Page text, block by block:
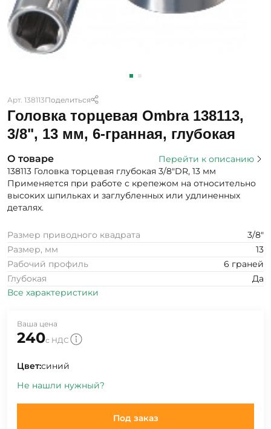
Арт. 138113Поделиться
Головка торцевая Ombra 138113,
3/8", 13 мм, 6-гранная, глубокая
О товаре
Перейти к описанию
138113 Головка торцевая глубокая 3/8"DR, 13 мм
Применяется при работе с крепежом на относительно
высоких шпильках и заглубленных или удлиненных
деталях.
Размер приводного квадрата
3/8"
Размер, мм
13
Рабочий профиль
6 граней
Глубокая
Да
Все характеристики
Ваша цена
240с НДС
Цвет:синий
Не нашли нужный?
Под заказ